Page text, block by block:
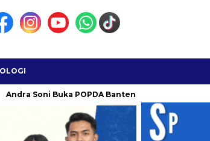
Buka POPDA Banten 2026 di Cilegon, Jadi